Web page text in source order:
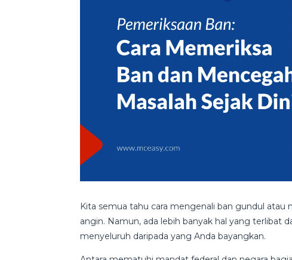
Kita semua tahu cara mengenali ban gundul
angin. Namun, ada lebih banyak hal yang terlibat
menyeluruh daripada yang Anda bayangkan.